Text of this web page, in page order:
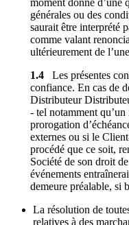
moment donné d’une
générales ou des
saurait être interprété
comme valant
ultérieurement de
1.4 Les présentes
confiance. En cas de
Distributeur
- tel notamment
prorogation
externes ou si le
procédé que ce soit,
Société de son droit
événements
demeure préalable, si
La résolution de
relatives à des